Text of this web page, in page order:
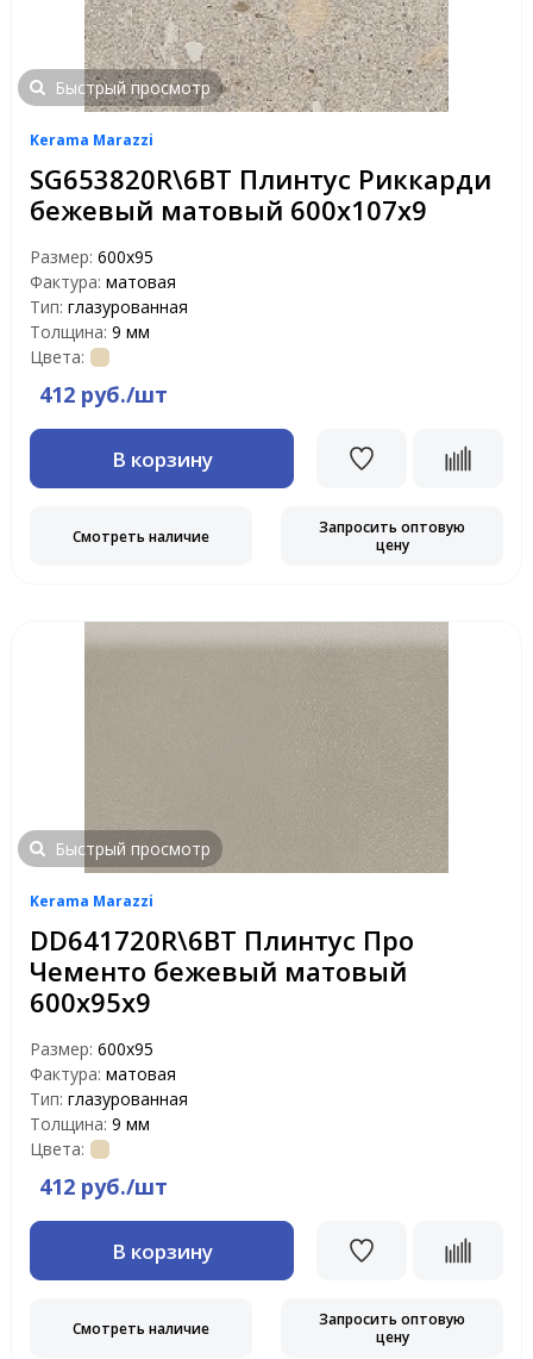
Быстрый просмотр
Kerama Marazzi
SG653820R\6BT Плинтус Риккарди
бежевый матовый 600х107х9
Размер: 600х95
Фактура: матовая
Тип: глазурованная
Толщина: 9 мм
Цвета:
412 руб./шт
В корзину
Смотреть наличие
Запросить оптовую
цену
Быстрый просмотр
Kerama Marazzi
DD641720R\6BT Плинтус Про
Чементо бежевый матовый
600х95х9
Размер: 600х95
Фактура: матовая
Тип: глазурованная
Толщина: 9 мм
Цвета:
412 руб./шт
В корзину
Смотреть наличие
Запросить оптовую
цену